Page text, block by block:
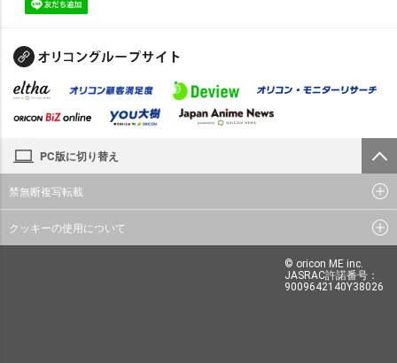
PC版に切り替え
禁無断複写転載
クッキーの使用について
© oricon ME inc.
JASRAC許諾番号：
9009642140Y38026